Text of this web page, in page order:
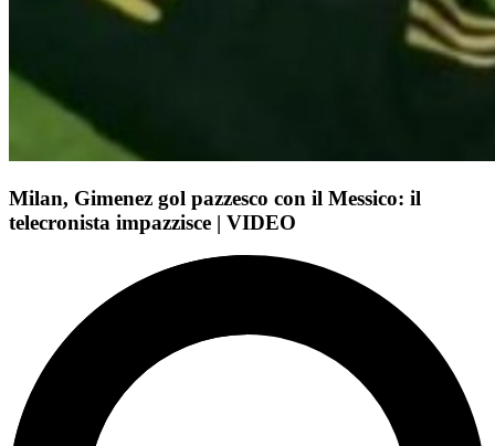
Milan, Gimenez gol pazzesco con il Messico: il
telecronista impazzisce | VIDEO